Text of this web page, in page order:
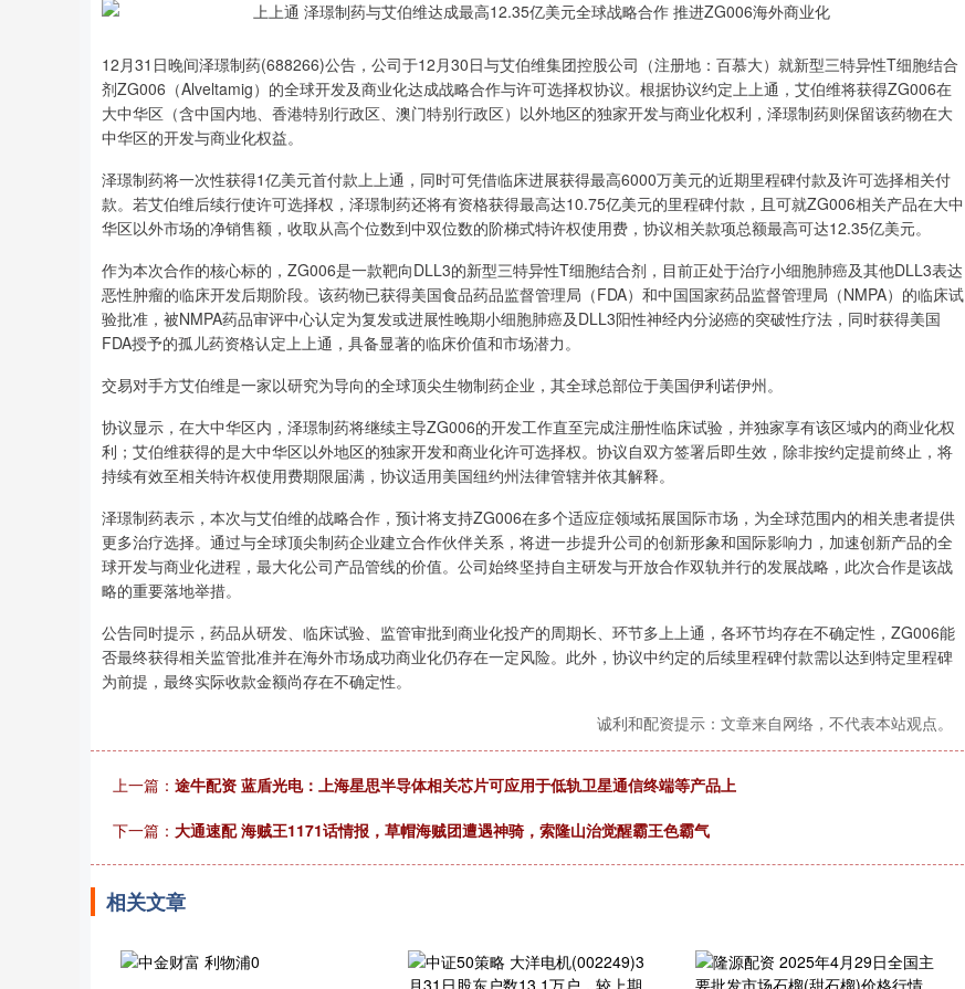
12月31日晚间泽璟制药(688266)公告，公司于12月30日与艾伯维集团控股公司（注册地：百慕大）就新型三特异性T细胞结合
剂ZG006（Alveltamig）的全球开发及商业化达成战略合作与许可选择权协议。根据协议约定上上通，艾伯维将获得ZG006在
大中华区（含中国内地、香港特别行政区、澳门特别行政区）以外地区的独家开发与商业化权利，泽璟制药则保留该药物在大
中华区的开发与商业化权益。
泽璟制药将一次性获得1亿美元首付款上上通，同时可凭借临床进展获得最高6000万美元的近期里程碑付款及许可选择相关付
款。若艾伯维后续行使许可选择权，泽璟制药还将有资格获得最高达10.75亿美元的里程碑付款，且可就ZG006相关产品在大中
华区以外市场的净销售额，收取从高个位数到中双位数的阶梯式特许权使用费，协议相关款项总额最高可达12.35亿美元。
作为本次合作的核心标的，ZG006是一款靶向DLL3的新型三特异性T细胞结合剂，目前正处于治疗小细胞肺癌及其他DLL3表达
恶性肿瘤的临床开发后期阶段。该药物已获得美国食品药品监督管理局（FDA）和中国国家药品监督管理局（NMPA）的临床试
验批准，被NMPA药品审评中心认定为复发或进展性晚期小细胞肺癌及DLL3阳性神经内分泌癌的突破性疗法，同时获得美国
FDA授予的孤儿药资格认定上上通，具备显著的临床价值和市场潜力。
交易对手方艾伯维是一家以研究为导向的全球顶尖生物制药企业，其全球总部位于美国伊利诺伊州。
协议显示，在大中华区内，泽璟制药将继续主导ZG006的开发工作直至完成注册性临床试验，并独家享有该区域内的商业化权
利；艾伯维获得的是大中华区以外地区的独家开发和商业化许可选择权。协议自双方签署后即生效，除非按约定提前终止，将
持续有效至相关特许权使用费期限届满，协议适用美国纽约州法律管辖并依其解释。
泽璟制药表示，本次与艾伯维的战略合作，预计将支持ZG006在多个适应症领域拓展国际市场，为全球范围内的相关患者提供
更多治疗选择。通过与全球顶尖制药企业建立合作伙伴关系，将进一步提升公司的创新形象和国际影响力，加速创新产品的全
球开发与商业化进程，最大化公司产品管线的价值。公司始终坚持自主研发与开放合作双轨并行的发展战略，此次合作是该战
略的重要落地举措。
公告同时提示，药品从研发、临床试验、监管审批到商业化投产的周期长、环节多上上通，各环节均存在不确定性，ZG006能
否最终获得相关监管批准并在海外市场成功商业化仍存在一定风险。此外，协议中约定的后续里程碑付款需以达到特定里程碑
为前提，最终实际收款金额尚存在不确定性。
诚利和配资提示：文章来自网络，不代表本站观点。
上一篇： 途牛配资 蓝盾光电：上海星思半导体相关芯片可应用于低轨卫星通信终端等产品上
下一篇： 大通速配 海贼王1171话情报，草帽海贼团遭遇神骑，索隆山治觉醒霸王色霸气
相关文章
深证成指 14311.01 200.89 1.42% 沪深300 4694.44 43.13 0.93%